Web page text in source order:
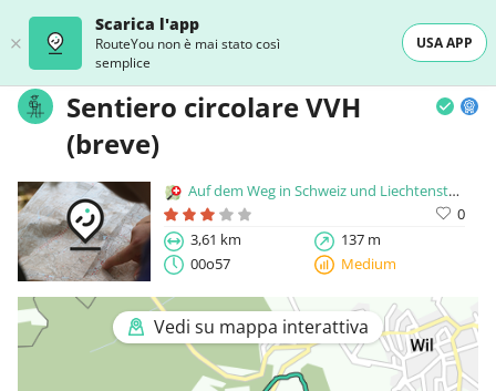
Scarica l'app
RouteYou non è mai stato così
semplice
USA APP
Sentiero circolare VVH
(breve)
Auf dem Weg in Schweiz und Liechtenstein
0
3,61 km
137 m
00o57
Medium
Vedi su mappa interattiva